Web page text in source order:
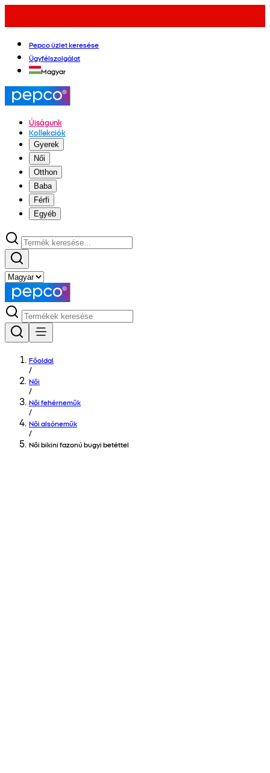
Pepco üzlet keresése
Ügyfélszolgálat
Magyar
Újságunk
Kollekciók
Gyerek
Női
Otthon
Baba
Férfi
Egyéb
Főoldal
/
Női
/
Női fehérneműk
/
Női alsóneműk
/
Női bikini fazonú bugyi betéttel